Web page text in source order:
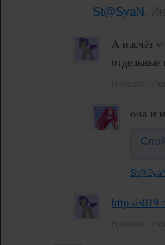
St@SyaN
А насчёт
она и
http://